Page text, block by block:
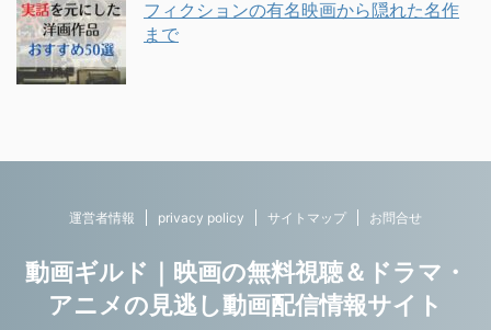
フィクションの有名映画から隠れた名作
まで
運営者情報 privacy policy サイトマップ お問合せ
動画ギルド｜映画の無料視聴＆ドラマ・
アニメの見逃し動画配信情報サイト